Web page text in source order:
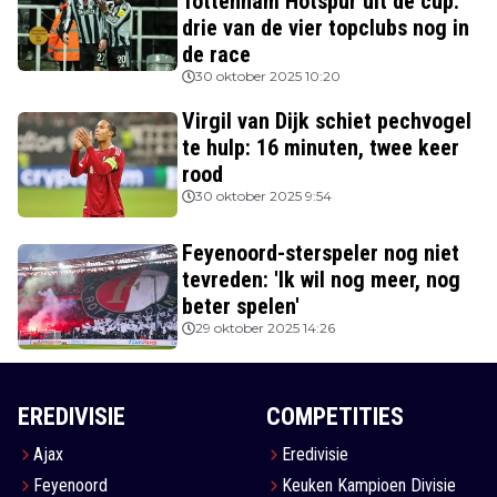
drie van de vier topclubs nog in
de race
30 oktober 2025 10:20
Virgil van Dijk schiet pechvogel
te hulp: 16 minuten, twee keer
rood
30 oktober 2025 9:54
Feyenoord-sterspeler nog niet
tevreden: 'Ik wil nog meer, nog
beter spelen'
29 oktober 2025 14:26
EREDIVISIE
Ajax
Feyenoord
COMPETITIES
Eredivisie
Keuken Kampioen Divisie